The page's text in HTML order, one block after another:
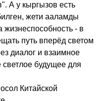
А у кыргызов есть
жети ааламды
жизнеспособность - в
путь вперёд светом
диалог и взаимное
светлое будущее для
Китайской